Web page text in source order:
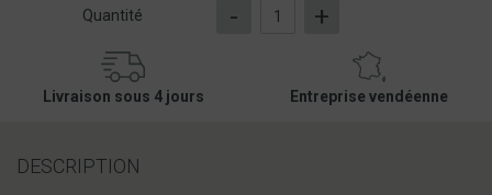
Quantité - +
Livraison sous 4 jours Entreprise vendéenne
DESCRIPTION